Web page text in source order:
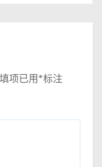
项已用*标注